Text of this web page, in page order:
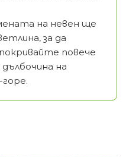
на невен ще
за да
повече
на